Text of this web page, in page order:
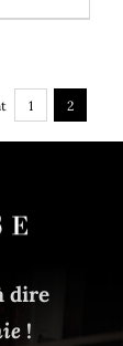
1 2
dire
!